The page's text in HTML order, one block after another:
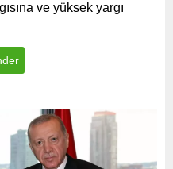
ve yüksek yargı